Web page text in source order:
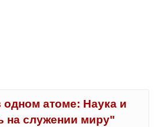
одном атоме: Наука и
на служении миру"